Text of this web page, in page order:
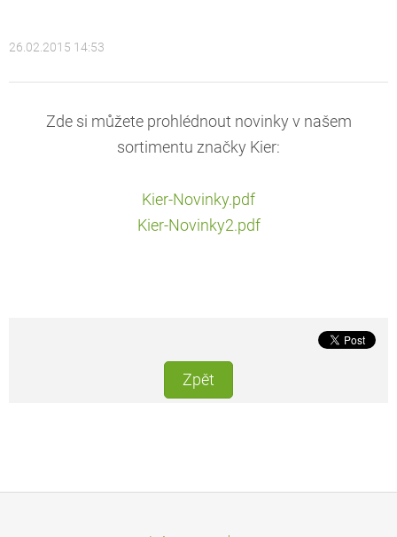
26.02.2015 14:53
Zde si můžete prohlédnout novinky v našem
sortimentu značky Kier:
Kier-Novinky.pdf
Kier-Novinky2.pdf
Zpět